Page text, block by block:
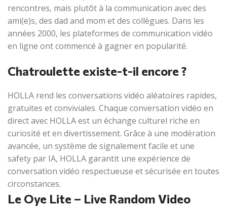
rencontres, mais plutôt à la communication avec des
ami(e)s, des dad and mom et des collègues. Dans les
années 2000, les plateformes de communication vidéo
en ligne ont commencé à gagner en popularité.
Chatroulette existe-t-il encore ?
HOLLA rend les conversations vidéo aléatoires rapides,
gratuites et conviviales. Chaque conversation vidéo en
direct avec HOLLA est un échange culturel riche en
curiosité et en divertissement. Grâce à une modération
avancée, un système de signalement facile et une
safety par IA, HOLLA garantit une expérience de
conversation vidéo respectueuse et sécurisée en toutes
circonstances.
Le Oye Lite – Live Random Video